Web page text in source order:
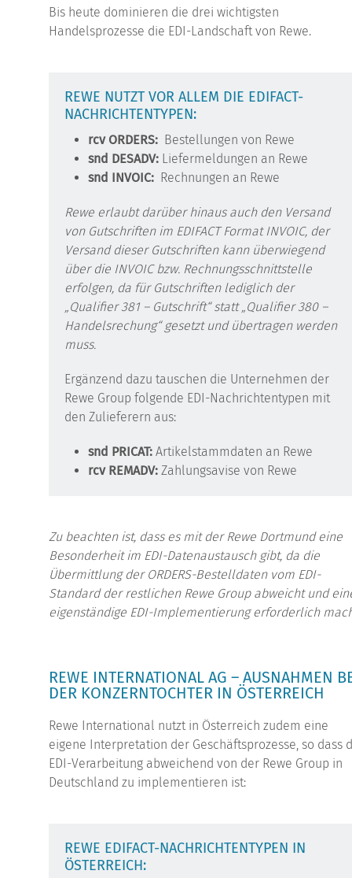
Bis heute dominieren die drei wichtigsten
Handelsprozesse die EDI-Landschaft von Rewe.
REWE NUTZT VOR ALLEM DIE EDIFACT-
NACHRICHTENTYPEN:
rcv ORDERS: Bestellungen von Rewe
snd DESADV: Liefermeldungen an Rewe
snd INVOIC: Rechnungen an Rewe
Rewe erlaubt darüber hinaus auch den Versand
von Gutschriften im EDIFACT Format INVOIC, der
Versand dieser Gutschriften kann überwiegend
über die INVOIC bzw. Rechnungsschnittstelle
erfolgen, da für Gutschriften lediglich der
„Qualifier 381 – Gutschrift“ statt „Qualifier 380 –
Handelsrechung“ gesetzt und übertragen werden
muss.
Ergänzend dazu tauschen die Unternehmen der
Rewe Group folgende EDI-Nachrichtentypen mit
den Zulieferern aus:
snd PRICAT: Artikelstammdaten an Rewe
rcv REMADV:Zahlungsavise von Rewe
Zu beachten ist, dass es mit der Rewe Dortmund eine
Besonderheit im EDI-Datenaustausch gibt, da die
Übermittlung der ORDERS-Bestelldaten vom EDI-
Standard der restlichen Rewe Group abweicht und
eigenständige EDI-Implementierung erforderlich
REWE INTERNATIONAL AG – AUSNAHMEN
DER KONZERNTOCHTER IN ÖSTERREICH
Rewe International nutzt in Österreich zudem eine
eigene Interpretation der Geschäftsprozesse, so dass
EDI-Verarbeitung abweichend von der Rewe Group in
Deutschland zu implementieren ist:
REWE EDIFACT-NACHRICHTENTYPEN IN
ÖSTERREICH: